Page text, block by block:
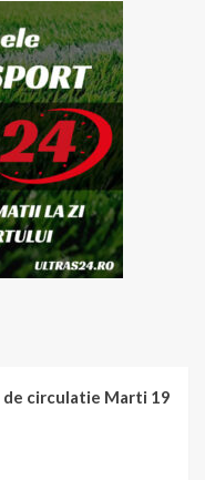
circulatie Marti 19